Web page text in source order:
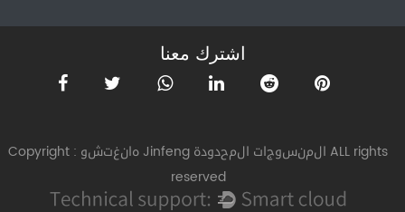
اشترك معنا
Copyright : هانغتشو Jinfeng المنسوجات المحدودة ALL rights
reserved